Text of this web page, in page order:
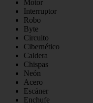
Motor
Interruptor
Robo
Byte
Circuito
Cibernético
Caldera
Chispas
Neón
Acero
Escáner
Enchufe